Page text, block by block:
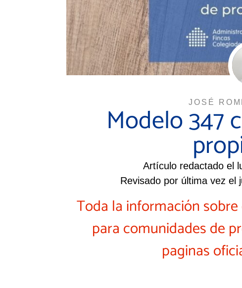
JOSÉ
Modelo 347
Artículo redactado el
Revisado por última vez el
Toda la información
para comunidades de
paginas